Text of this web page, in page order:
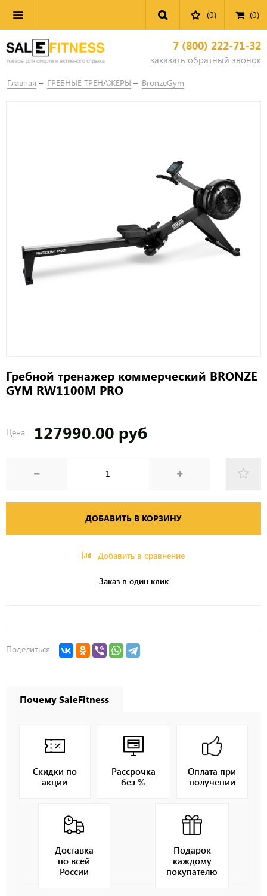
(0) (0)
7 (800) 222-71-32
заказать обратный звонок
Главная ГРЕБНЫЕ ТРЕНАЖЕРЫ BronzeGym
Гребной тренажер коммерческий BRONZE
GYM RW1100M PRO
Цена 127990.00 руб
ДОБАВИТЬ В КОРЗИНУ
Добавить в сравнение
Заказ в один клик
Поделиться
Почему SaleFitness
Скидки по
акции
Рассрочка
без %
Оплата при
получении
Доставка
по всей
России
Подарок
каждому
покупателю